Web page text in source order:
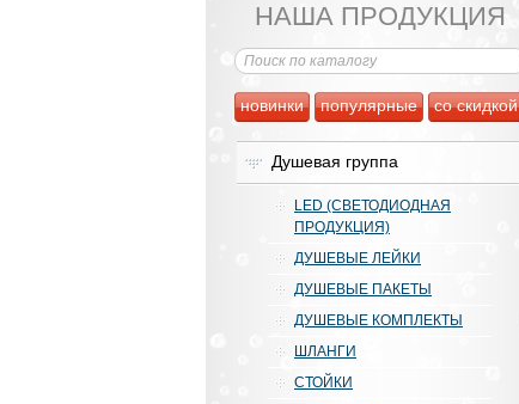
НАША ПРОДУКЦИЯ
новинки популярные со скидкой
Душевая группа
LED (СВЕТОДИОДНАЯ
ПРОДУКЦИЯ)
ДУШЕВЫЕ ЛЕЙКИ
ДУШЕВЫЕ ПАКЕТЫ
ДУШЕВЫЕ КОМПЛЕКТЫ
ШЛАНГИ
СТОЙКИ